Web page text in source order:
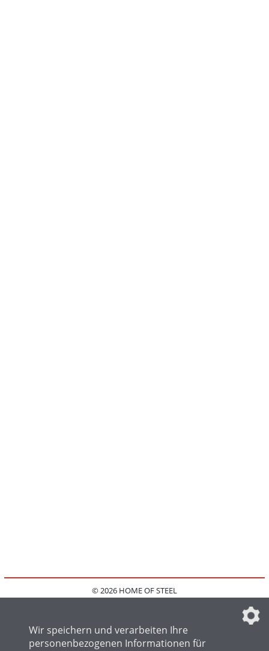
© 2026 HOME OF STEEL
IMPRESSUM
FAQ
DATENSCHUTZEINSTELLUNGEN
Wir speichern und verarbeiten Ihre
personenbezogenen Informationen für